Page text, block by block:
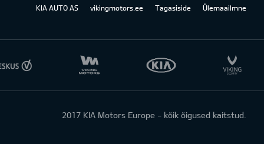
KIA AUTO AS vikingmotors.ee Tagasiside Ülemaailmne
2017 KIA Motors Europe - kõik õigused kaitstud.